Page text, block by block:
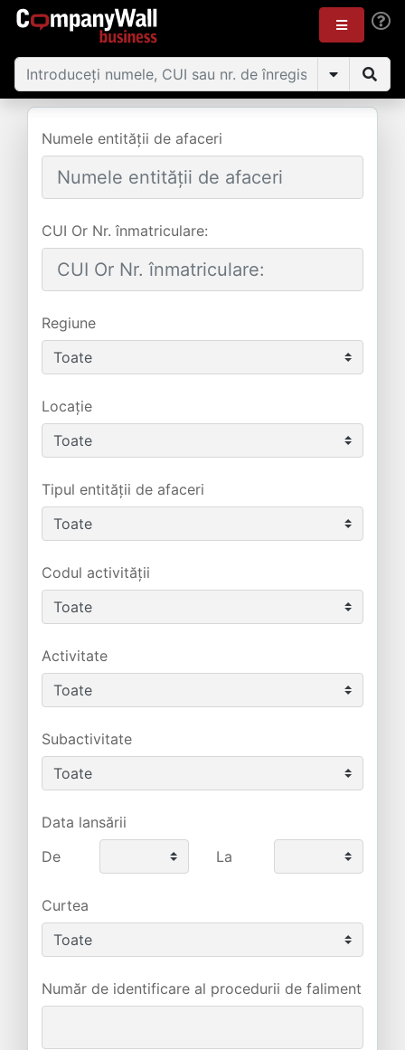
Numele entității de afaceri
CUI Or Nr. înmatriculare:
Regiune
Locație
Tipul entității de afaceri
Codul activității
Activitate
Subactivitate
Data lansării
De
La
Curtea
Număr de identificare al procedurii de faliment